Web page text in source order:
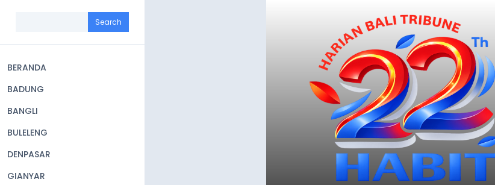
navigation
BERANDA
BADUNG
BANGLI
BULELENG
DENPASAR
GIANYAR